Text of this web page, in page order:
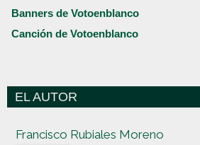
Banners de Votoenblanco
Canción de Votoenblanco
EL AUTOR
Francisco Rubiales Moreno